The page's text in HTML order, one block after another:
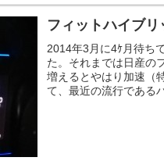
フィットハイブリ
2014年3月に4ｹ月待ち
た。それまでは日産の
増えるとやはり加速（
て、最近の流行である